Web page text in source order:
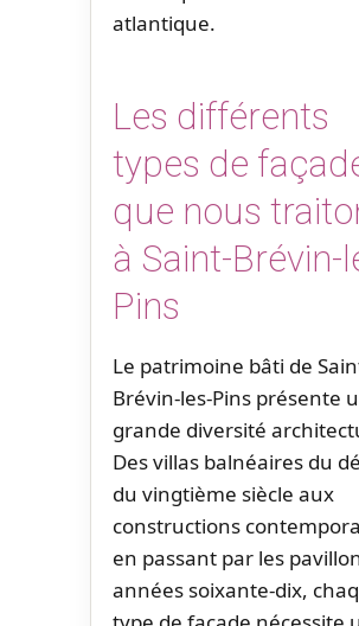
atlantique.
Les différents
types de
que nous
à Saint-Brévin-
Pins
Le patrimoine bâti de
Brévin-les-Pins présente
grande diversité
Des villas balnéaires du
du vingtième siècle aux
constructions
en passant par les
années soixante-dix,